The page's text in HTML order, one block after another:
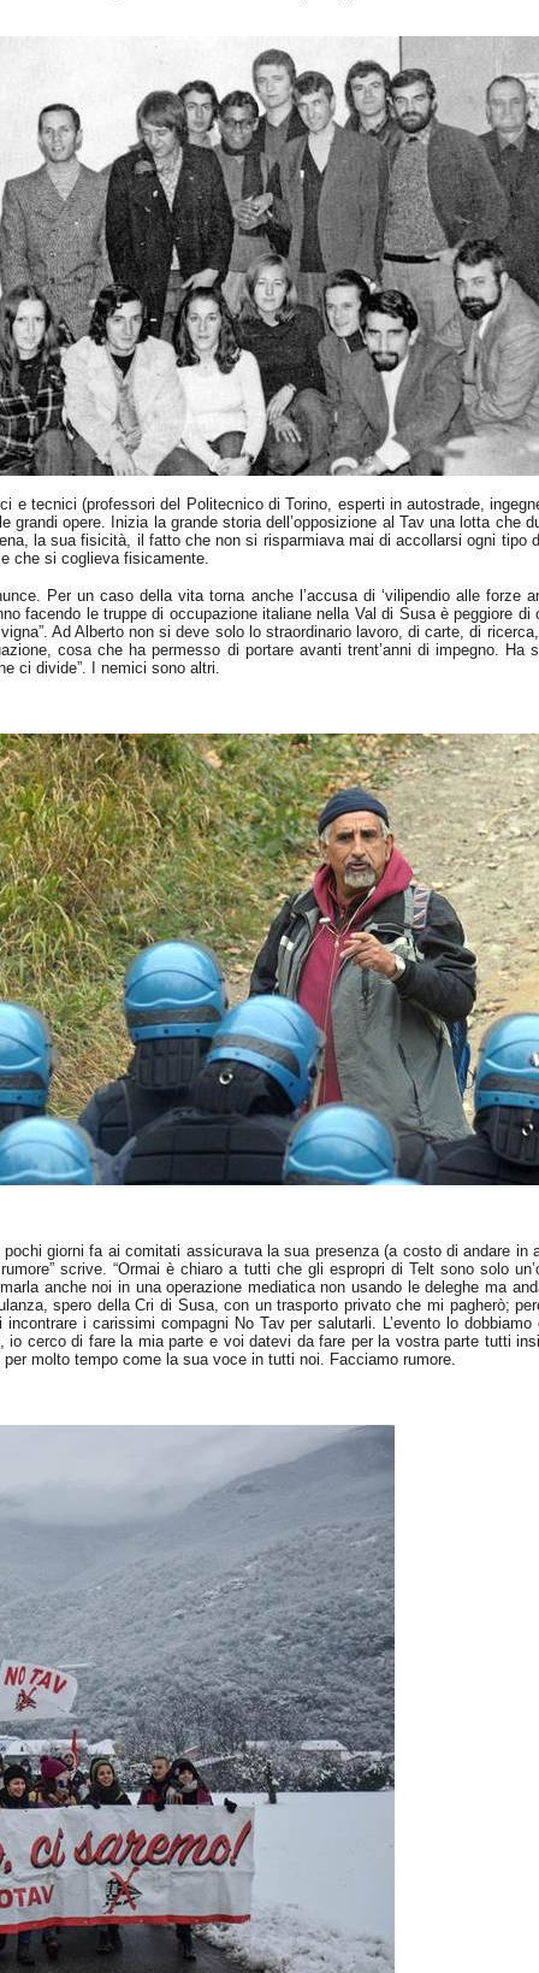
e tecnici (professori del Politecnico di Torino, esperti in autostrade,
opere. Inizia la grande storia dell’opposizione al Tavuna lotta che
la sua fisicità, il fatto che non si risparmiava mai di accollarsi ogni
che si coglieva fisicamente.
Per un caso della vita torna anche l’accusa di ‘vilipendio alle forze
facendo le truppe di occupazione italiane nella Val di Susa è peggiore
Ad Alberto non si deve solo lo straordinario lavoro, di carte, di
cosa che ha permesso di portare avanti trent’anni di impegno.
ci divide”. I nemici sono altri.
giorni fa ai comitati assicurava la sua presenza (a costo di andare
scrive. “Ormai è chiaro a tutti che gli espropri di Teltsono solo
anche noi in una operazione mediatica non usando le deleghe ma
spero della Cri di Susa, con un trasporto privato che mi pagherò;
i carissimi compagni No Tavper salutarli. L’evento lo
cerco di fare la mia parte e voi datevi da fare per la vostra parte tutti
molto tempo come la sua voce in tutti noi. Facciamo rumore.